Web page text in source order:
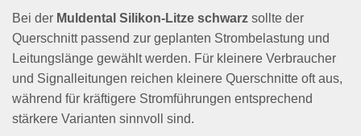
Bei der Muldental Silikon-Litze schwarz sollte der
Querschnitt passend zur geplanten Strombelastung und
Leitungslänge gewählt werden. Für kleinere Verbraucher
und Signalleitungen reichen kleinere Querschnitte oft aus,
während für kräftigere Stromführungen entsprechend
stärkere Varianten sinnvoll sind.